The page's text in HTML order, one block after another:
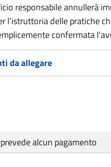
responsabile annullerà
l’istruttoria delle pratiche
confermata
da allegare
alcun pagamento